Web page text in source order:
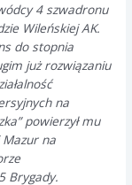
4 szwadronu
Wileńskiej AK.
do stopnia
już rozwiązaniu
na
powierzył mu
na
Brygady.